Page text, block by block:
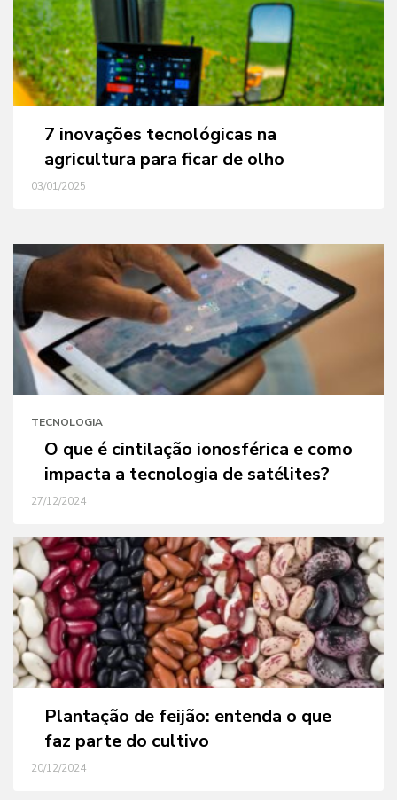
7 inovações tecnológicas na
agricultura para ficar de olho
03/01/2025
TECNOLOGIA
O que é cintilação ionosférica e como
impacta a tecnologia de satélites?
27/12/2024
Plantação de feijão: entenda o que
faz parte do cultivo
20/12/2024